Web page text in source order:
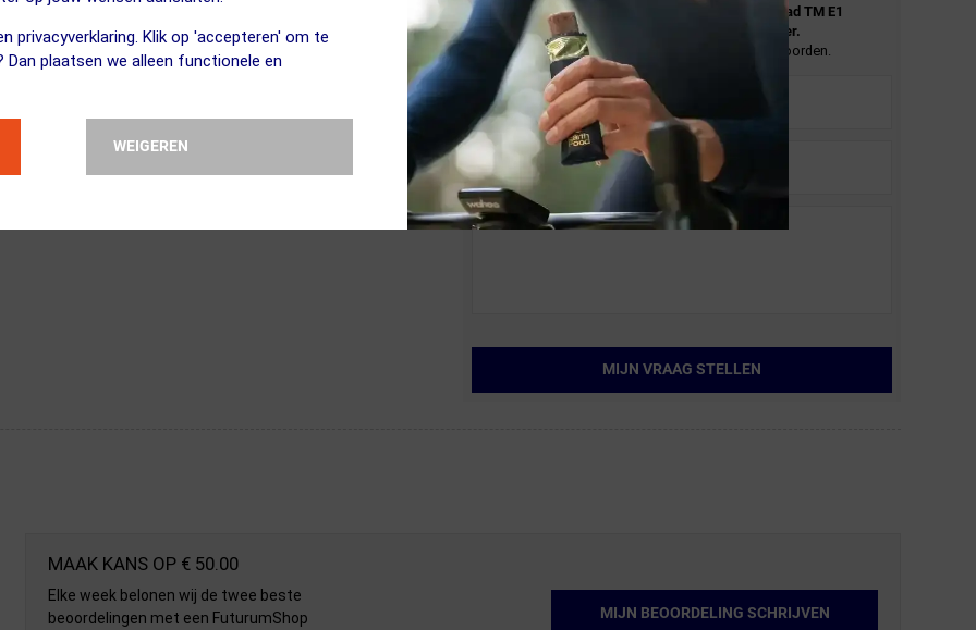
privacyverklaring. Klik op 'accepteren' om te
Dan plaatsen we alleen functionele en
WEIGEREN
is compatibel met de Sram Red 1x13
is ontworpen voor gebruik met 1x12 en 1x13
Stel je vraag over de
Red X-Sync Road TM E1
Kettingblad 12/13 Speed Zwart/Zilver.
En wij zullen je zo spoedig mogelijk antwoorden.
MIJN VRAAG STELLEN
MAAK KANS OP € 50.00
Elke week belonen wij de twee beste
beoordelingen met een FuturumShop
MIJN BEOORDELING SCHRIJVEN